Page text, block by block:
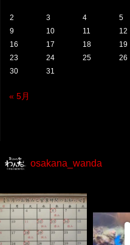
2
3 4 5
9
10 11 12
16
17 18 19
23
24 25 26
30
31
« 5月
osakana_wanda